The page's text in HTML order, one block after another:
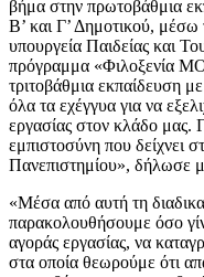
βήμα στην πρωτοβάθμια
Β’ και Γ’ Δημοτικού,
υπουργεία Παιδείας και
πρόγραμμα «Φιλοξενία
τριτοβάθμια εκπαίδευση
όλα τα εχέγγυα για να
εργασίας στον κλάδο μας.
εμπιστοσύνη που δείχνει
Πανεπιστημίου», δήλωσε
«Μέσα από αυτή τη
παρακολουθήσουμε όσο
αγοράς εργασίας, να
στα οποία θεωρούμε ότι